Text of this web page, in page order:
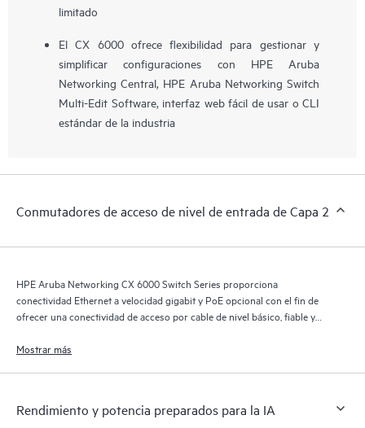
limitado
El CX 6000 ofrece flexibilidad para gestionar y
simplificar configuraciones con HPE Aruba
Networking Central, HPE Aruba Networking Switch
Multi-Edit Software, interfaz web fácil de usar o CLI
estándar de la industria
Conmutadores de acceso de nivel de entrada de Capa 2
HPE Aruba Networking CX 6000 Switch Series proporciona
conectividad Ethernet a velocidad gigabit y PoE opcional con el fin de
ofrecer una conectividad de acceso por cable de nivel básico, fiable y
Mostrar más
Rendimiento y potencia preparados para la IA